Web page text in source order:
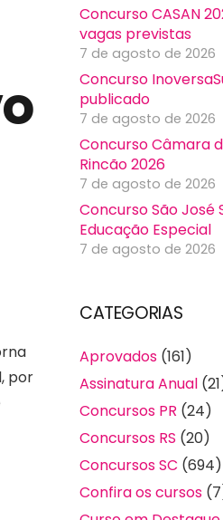
por
Concurso CASAN
vagas previstas
7 de agosto de 2026
Concurso
publicado
7 de agosto de 2026
Concurso Câmara
Rincão 2026
7 de agosto de 2026
Concurso São José
Educação Especial
7 de agosto de 2026
CATEGORIAS
Aprovados (161)
Assinatura Anual
Concursos PR (24)
Concursos RS (20)
Concursos SC (694)
Confira os cursos